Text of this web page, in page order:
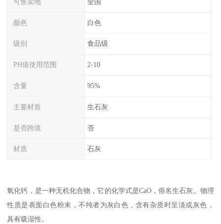
颜色 白色
级别 食品级
PH值使用范围 2-10
含量 95%
主要材质 生石灰
是否跨境 否
材质 石灰
氧化钙，是一种无机化合物，它的化学式是CaO，俗名生石灰。物理
性质是表面白色粉末，不纯者为灰白色，含有杂质时呈淡或灰色，
具有吸湿性。